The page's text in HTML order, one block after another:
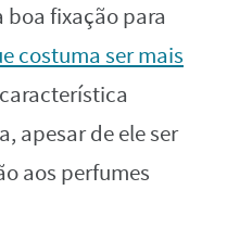
fixação para
costuma ser mais
apesar de ele ser
aos perfumes